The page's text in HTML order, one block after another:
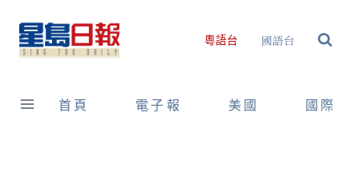
content
粵語台 國語台
首頁 電子報 美國 國際